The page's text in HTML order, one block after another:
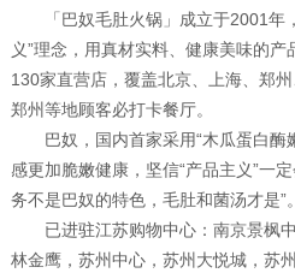
「巴奴毛肚火锅」成立于2001年
义”理念，用真材实料、健康美味的
130家直营店，覆盖北京、上海、郑
郑州等地顾客必打卡餐厅。
巴奴，国内首家采用“木瓜蛋白酶
感更加脆嫩健康，坚信“产品主义”一
务不是巴奴的特色，毛肚和菌汤才是”。
已进驻江苏购物中心：南京景枫中
林金鹰，苏州中心，苏州大悦城，苏